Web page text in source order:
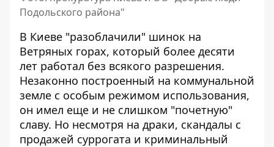
Подольского района"
В Киеве "разоблачили" шинок на
Ветряных горах, который более десяти
лет работал без всякого разрешения.
Незаконно построенный на коммунальной
земле с особым режимом использования,
он имел еще и не слишком "почетную"
славу. Но несмотря на драки, скандалы с
продажей суррогата и криминальный